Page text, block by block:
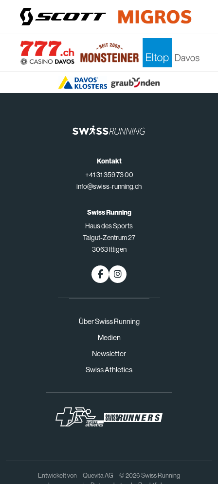
Über Swiss Running
Medien
Newsletter
Swiss Athletics
Kontakt
+41 31 359 73 00
info@swiss-running.ch
Swiss Running
Haus des Sports
Talgut-Zentrum 27
3063 Ittigen
Entwickelt von Quevita AG
© 2026 Swiss Running